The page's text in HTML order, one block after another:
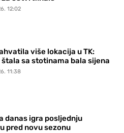
12:02
više lokacija u TK:
štala sa stotinama bala sijena
11:38
danas igra posljednju
pred novu sezonu